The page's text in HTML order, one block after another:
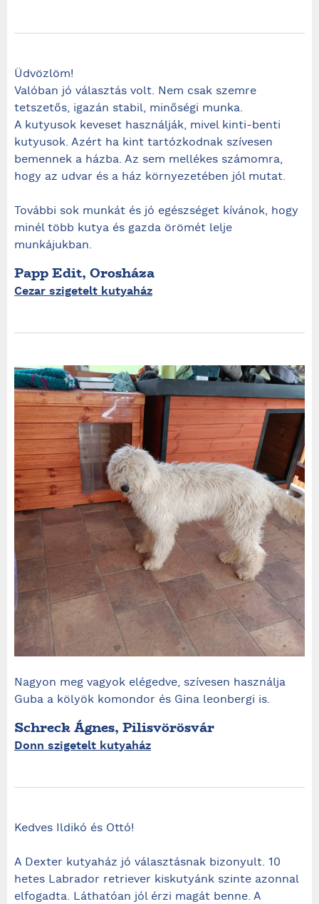
Üdvözlöm!
Valóban jó választás volt. Nem csak szemre
tetszetős, igazán stabil, minőségi munka.
A kutyusok keveset használják, mivel kinti-benti
kutyusok. Azért ha kint tartózkodnak szívesen
bemennek a házba. Az sem mellékes számomra,
hogy az udvar és a ház környezetében jól mutat.
További sok munkát és jó egészséget kívánok, hogy
minél több kutya és gazda örömét lelje
munkájukban.
Papp Edit, Orosháza
Cezar szigetelt kutyaház
Nagyon meg vagyok elégedve, szívesen használja
Guba a kölyök komondor és Gina leonbergi is.
Schreck Ágnes, Pilisvörösvár
Donn szigetelt kutyaház
Kedves Ildikó és Ottó!
A Dexter kutyaház jó választásnak bizonyult. 10
hetes Labrador retriever kiskutyánk szinte azonnal
elfogadta. Láthatóan jól érzi magát benne. A